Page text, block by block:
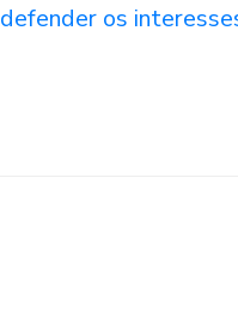
defender os